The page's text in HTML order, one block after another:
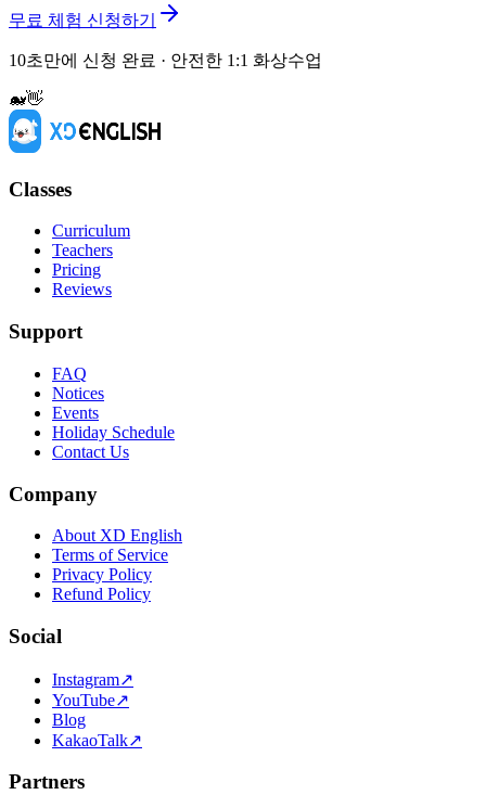
무료 체험 신청하기
10초만에 신청 완료 · 안전한 1:1 화상수업
🐋👋
Classes
Curriculum
Teachers
Pricing
Reviews
Support
FAQ
Notices
Events
Holiday Schedule
Contact Us
Company
About XD English
Terms of Service
Privacy Policy
Refund Policy
Social
Instagram↗
YouTube↗
Blog
KakaoTalk↗
Partners